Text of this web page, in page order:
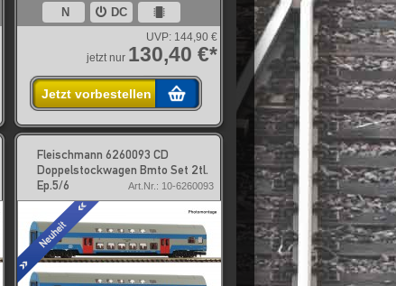
N DC
UVP: 144,90 €
jetzt nur 130,40 €*
Jetzt vorbestellen
Fleischmann 6260093 CD
Doppelstockwagen Bmto Set 2tl.
Ep.5/6
Art.Nr.: 10-6260093